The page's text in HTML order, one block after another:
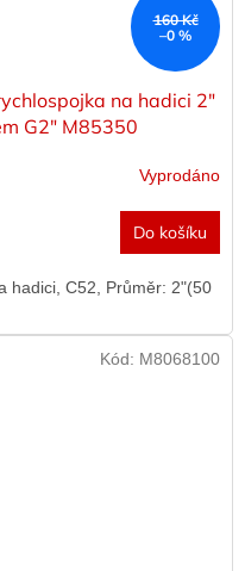
160 Kč
–0 %
na hadici 2"
G2" M85350
Vyprodáno
Do košíku
hadici, C52, Průměr: 2"(50
Kód: M8068100